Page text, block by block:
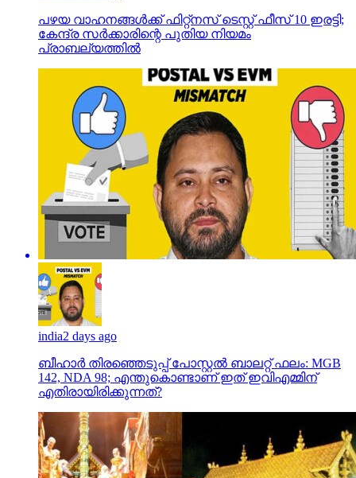
പഴയ വാഹനങ്ങള്‍ക്ക് ഫിറ്റ്‌നസ് ടെസ്റ്റ് ഫീസ് 10 ഇരട്ടി;
കേന്ദ്ര സര്‍ക്കാരിന്റെ പുതിയ നിയമം
പ്രാബല്യത്തില്‍
india2 days ago
ബീഹാർ തിരഞ്ഞെടുപ്പ് പോസ്റ്റൽ ബാലറ്റ് ഫലം: MGB
142, NDA 98; എന്തുകൊണ്ടാണ് ഇത് ഇവിഎമ്മിന്
എതിരായിരിക്കുന്നത്?